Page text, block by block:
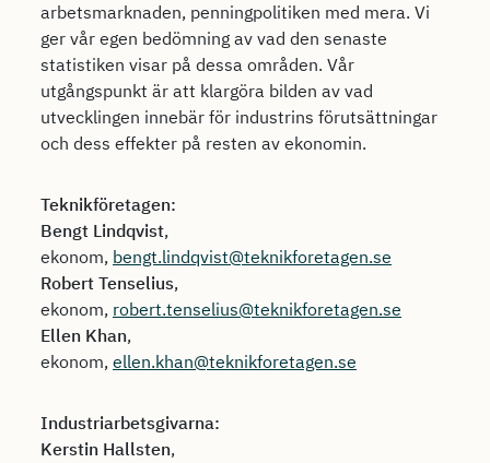
arbetsmarknaden, penningpolitiken med mera. Vi
ger vår egen bedömning av vad den senaste
statistiken visar på dessa områden. Vår
utgångspunkt är att klargöra bilden av vad
utvecklingen innebär för industrins förutsättningar
och dess effekter på resten av ekonomin.
Teknikföretagen:
Bengt Lindqvist,
ekonom, bengt.lindqvist@teknikforetagen.se
Robert Tenselius,
ekonom, robert.tenselius@teknikforetagen.se
Ellen Khan,
ekonom, ellen.khan@teknikforetagen.se
Industriarbetsgivarna:
Kerstin Hallsten,